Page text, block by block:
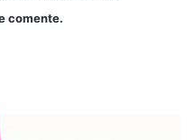
comente.